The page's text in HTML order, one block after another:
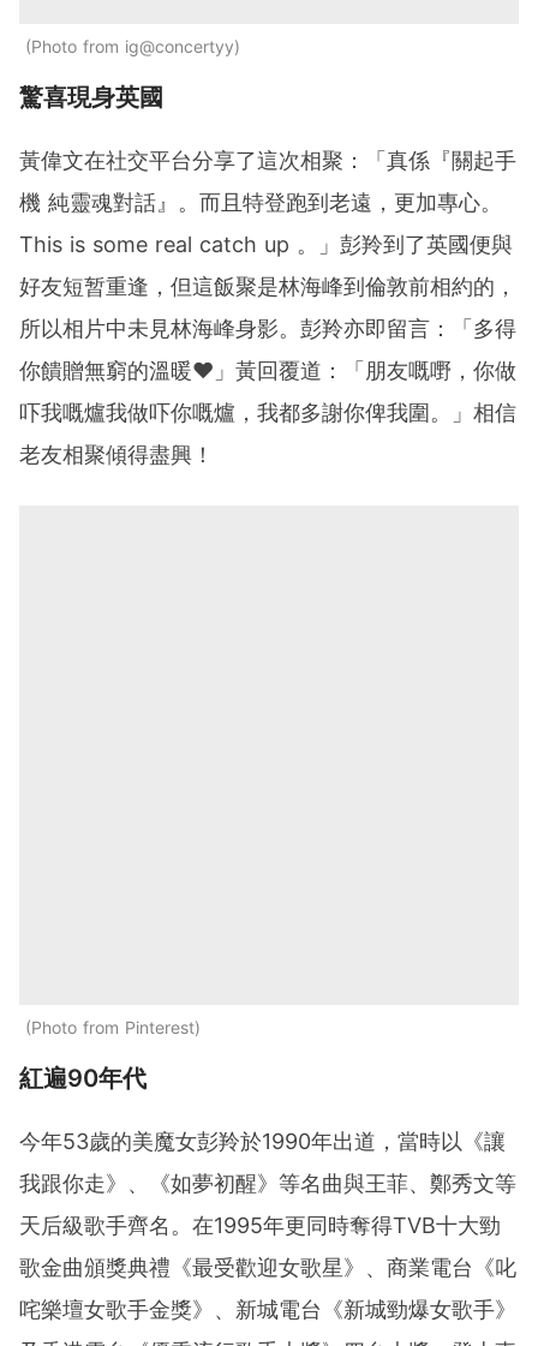
Photo from ig@concertyy
驚喜現身英國
黃偉文在社交平台分享了這次相聚：「真係『關起手
機 純靈魂對話』。而且特登跑到老遠，更加專心。
This is some real catch up 。」彭羚到了英國便與
好友短暂重逢，但這飯聚是林海峰到倫敦前相約的，
所以相片中未見林海峰身影。彭羚亦即留言：「多得
你饋贈無窮的溫暖❤」黃回覆道：「朋友嘅嘢，你做
吓我嘅爐我做吓你嘅爐，我都多謝你俾我圍。」相信
老友相聚傾得盡興！
Photo from Pinterest
紅遍90年代
今年53歲的美魔女彭羚於1990年出道，當時以《讓
我跟你走》、《如夢初醒》等名曲與王菲、鄭秀文等
天后級歌手齊名。在1995年更同時奪得TVB十大勁
歌金曲頒獎典禮《最受歡迎女歌星》、商業電台《叱
咤樂壇女歌手金獎》、新城電台《新城勁爆女歌手》